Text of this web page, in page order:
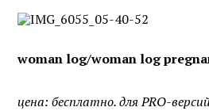
woman log/woman log
цена: бесплатно. для PRO-